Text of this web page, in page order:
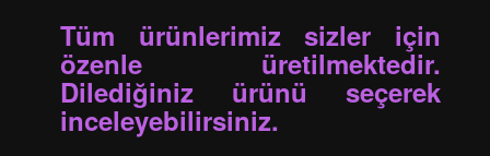
Tüm ürünlerimiz sizler için
özenle üretilmektedir.
Dilediğiniz ürünü seçerek
inceleyebilirsiniz.